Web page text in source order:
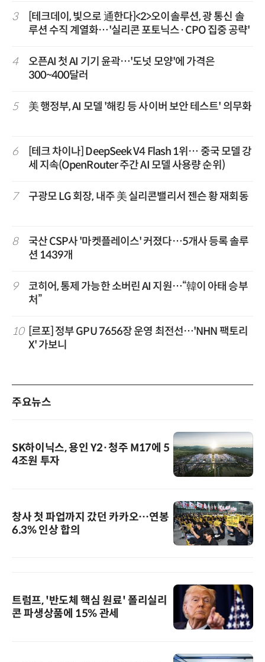
3
[테크데이, 빛으로 通한다]<2>오이솔루션, 광 통신 솔
루션 수직 계열화…'실리콘 포토닉스·CPO 집중 공략'
4
오픈AI 첫 AI 기기 윤곽…'도넛 모양'에 가격은
300~400달러
5 美 행정부, AI 모델 '해킹 등 사이버 보안 테스트' 의무화
6
[테크 차이나] DeepSeek V4 Flash 1위… 중국 모델 강
세 지속(OpenRouter 주간 AI 모델 사용량 순위)
7 구광모 LG 회장, 내주 美 실리콘밸리서 젠슨 황 재회동
8
국산 CSP사 '마켓플레이스' 커졌다…5개사 등록 솔루
션 1439개
9
코히어, 통제 가능한 소버린 AI 지원…“韓이 아태 승부
처”
10
[르포] 정부 GPU 7656장 운영 최전선…'NHN 팩토리
X' 가보니
주요뉴스
SK하이닉스, 용인 Y2·청주 M17에 5
4조원 투자
창사 첫 파업까지 갔던 카카오…연봉
6.3% 인상 합의
트럼프, '반도체 핵심 원료' 폴리실리
콘 파생상품에 15% 관세